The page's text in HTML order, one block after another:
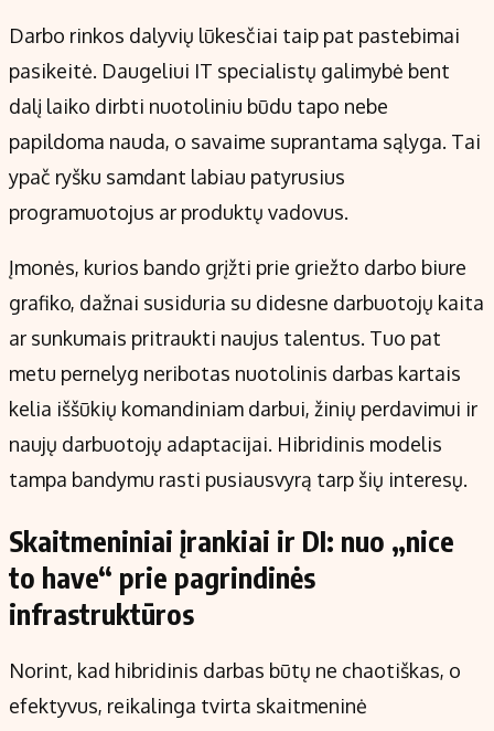
Darbo rinkos dalyvių lūkesčiai taip pat pastebimai
pasikeitė. Daugeliui IT specialistų galimybė bent
dalį laiko dirbti nuotoliniu būdu tapo nebe
papildoma nauda, o savaime suprantama sąlyga. Tai
ypač ryšku samdant labiau patyrusius
programuotojus ar produktų vadovus.
Įmonės, kurios bando grįžti prie griežto darbo biure
grafiko, dažnai susiduria su didesne darbuotojų kaita
ar sunkumais pritraukti naujus talentus. Tuo pat
metu pernelyg neribotas nuotolinis darbas kartais
kelia iššūkių komandiniam darbui, žinių perdavimui ir
naujų darbuotojų adaptacijai. Hibridinis modelis
tampa bandymu rasti pusiausvyrą tarp šių interesų.
Skaitmeniniai įrankiai ir DI: nuo „nice
to have“ prie pagrindinės
infrastruktūros
Norint, kad hibridinis darbas būtų ne chaotiškas, o
efektyvus, reikalinga tvirta skaitmeninė